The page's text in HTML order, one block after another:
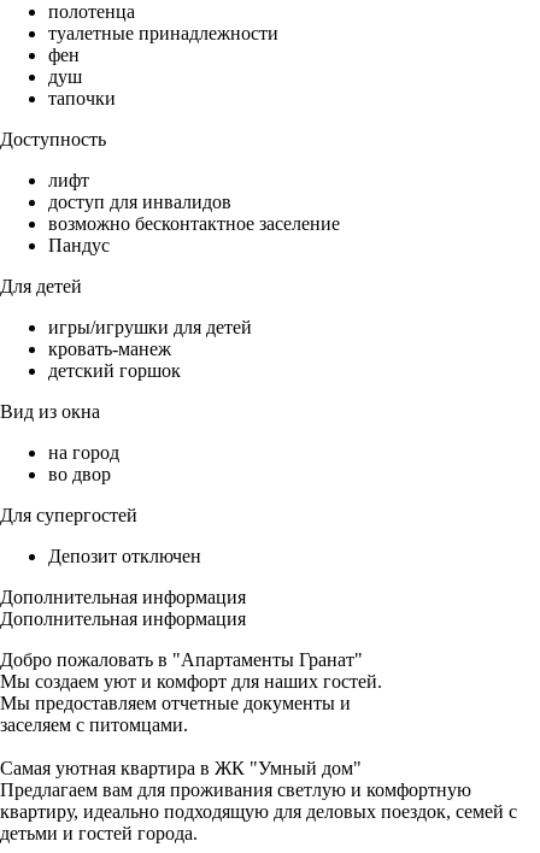
полотенца
туалетные принадлежности
фен
душ
тапочки
Доступность
лифт
доступ для инвалидов
возможно бесконтактное заселение
Пандус
Для детей
игры/игрушки для детей
кровать-манеж
детский горшок
Вид из окна
на город
во двор
Для супергостей
Депозит отключен
Дополнительная информация
Дополнительная информация
Добро пожаловать в "Апартаменты Гранат"
Мы создаем уют и комфорт для наших гостей.
Мы предоставляем отчетные документы и
заселяем с питомцами.
Самая уютная квартира в ЖК "Умный дом"
Предлагаем вам для проживания светлую и комфортную
квартиру, идеально подходящую для деловых поездок, семей с
детьми и гостей города.